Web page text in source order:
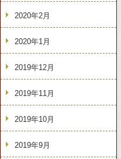
2020年2月
2020年1月
2019年12月
2019年11月
2019年10月
2019年9月